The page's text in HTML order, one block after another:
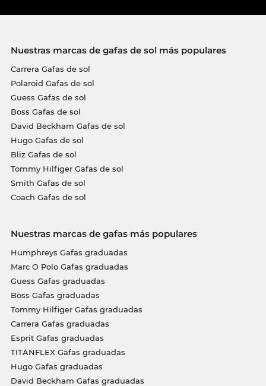
Nuestras marcas de gafas de sol más populares
Carrera Gafas de sol
Polaroid Gafas de sol
Guess Gafas de sol
Boss Gafas de sol
David Beckham Gafas de sol
Hugo Gafas de sol
Bliz Gafas de sol
Tommy Hilfiger Gafas de sol
Smith Gafas de sol
Coach Gafas de sol
Nuestras marcas de gafas más populares
Humphreys Gafas graduadas
Marc O Polo Gafas graduadas
Guess Gafas graduadas
Boss Gafas graduadas
Tommy Hilfiger Gafas graduadas
Carrera Gafas graduadas
Esprit Gafas graduadas
TITANFLEX Gafas graduadas
Hugo Gafas graduadas
David Beckham Gafas graduadas